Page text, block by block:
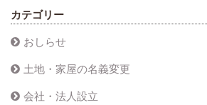
カテゴリー
おしらせ
土地・家屋の名義変更
会社・法人設立